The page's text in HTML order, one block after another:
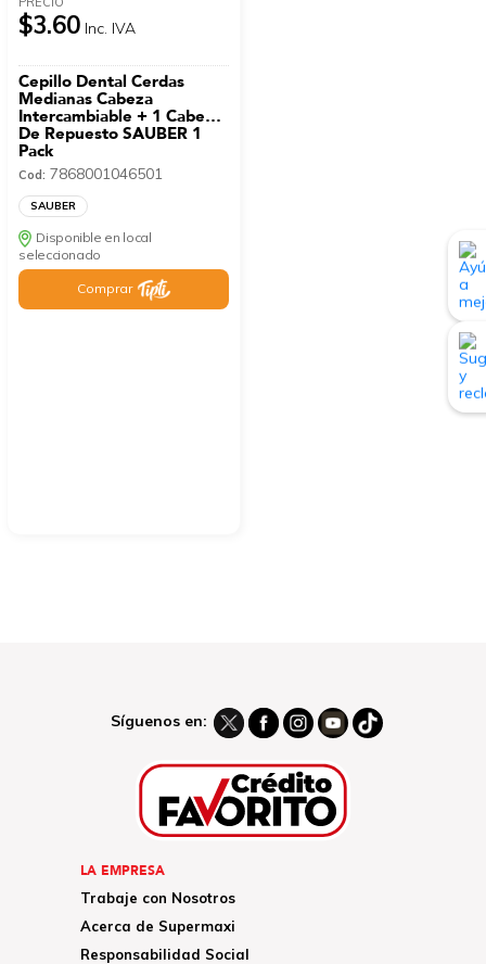
$3.60 Inc. IVA
Cepillo Dental Cerdas
Medianas Cabeza
Intercambiable + 1 Cabeza
De Repuesto SAUBER 1
Pack
Cod: 7868001046501
SAUBER
Disponible en local
seleccionado
Comprar
Síguenos en:
LA EMPRESA
Trabaje con Nosotros
Acerca de Supermaxi
Responsabilidad Social